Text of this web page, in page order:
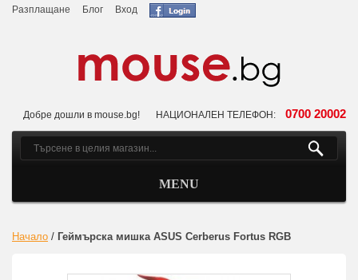
Разплащане
Блог Вход
Добре дошли в mouse.bg! НАЦИОНАЛЕН ТЕЛЕФОН: 0700 20002
MENU
Начало / Геймърска мишка ASUS Cerberus Fortus RGB